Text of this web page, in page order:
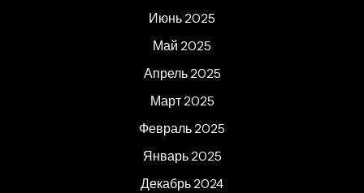
Июнь 2025
Май 2025
Апрель 2025
Март 2025
Февраль 2025
Январь 2025
Декабрь 2024